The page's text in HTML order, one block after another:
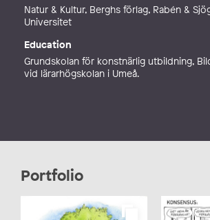
Natur & Kultur, Berghs förlag, Rabén &
Universitet
Education
Grundskolan för konstnärlig utbildning,
vid lärarhögskolan i Umeå.
Portfolio